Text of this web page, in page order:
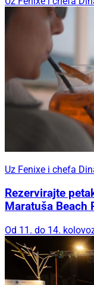
Uz Fenixe i chefa
Rezervirajte
Maratuša Beach
Od 11. do 14.